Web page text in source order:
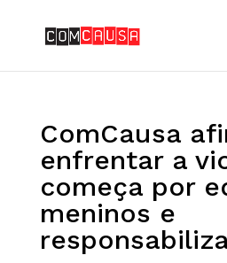
ComCausa
enfrentar a
começa por
meninos e